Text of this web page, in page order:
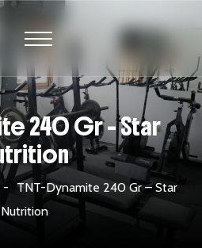
240 Gr – Star
TNT-Dynamite 240 Gr – Star
Nutrition